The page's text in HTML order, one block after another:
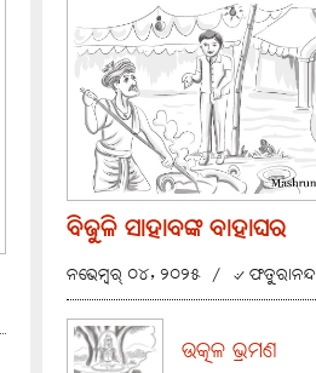
ବିଜୁଳି ସାହାବଙ୍କ ବାହାଘର
ନଭେମ୍ବର୍ ୦୪, ୨୦୨୫ / ୰ ଫତୁରାନନ୍ଦ
ଉତ୍କଳ ଭ୍ରମଣ